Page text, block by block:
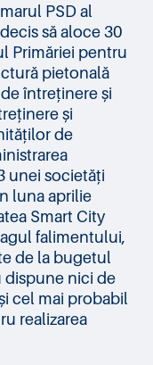
PSD al
să aloce 30
Primăriei pentru
pietonală
întreținere și
și
de
unei societăți
luna aprilie
Smart City
falimentului,
de la bugetul
dispune nici de
cel mai probabil
realizarea